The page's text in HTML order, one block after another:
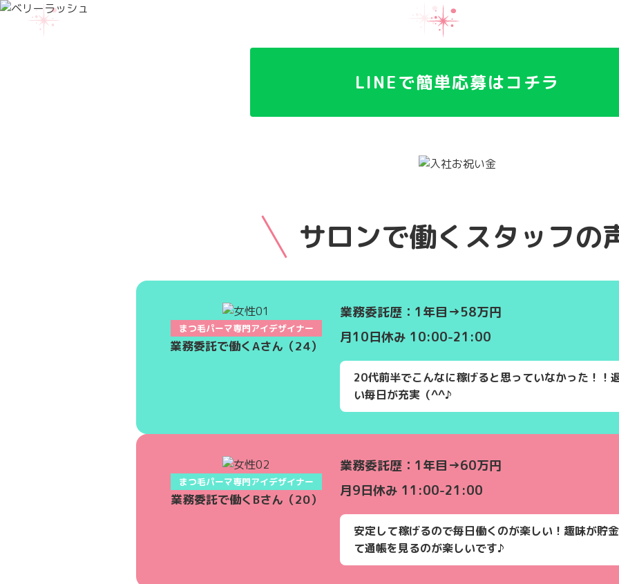
LINEで簡単応募はコチラ
サロンで働くスタッフの
まつ毛パーマ専門アイデザイナー
業務委託で働くAさん（24）
業務委託歴：1年目→58万円
月10日休み 10:00-21:00
20代前半でこんなに稼げると思っていなかった！！
い毎日が充実（^^♪
まつ毛パーマ専門アイデザイナー
業務委託で働くBさん（20）
業務委託歴：1年目→60万円
月9日休み 11:00-21:00
安定して稼げるので毎日働くのが楽しい！趣味が貯
て通帳を見るのが楽しいです♪